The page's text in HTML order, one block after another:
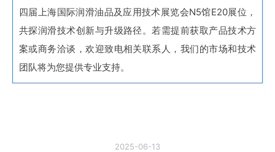
四届上海国际润滑油品及应用技术展览会N5馆E20展位，
共探润滑技术创新与升级路径。若需提前获取产品技术方
案或商务洽谈，欢迎致电相关联系人，我们的市场和技术
团队将为您提供专业支持。
2025-06-13